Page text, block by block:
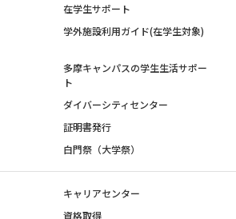
在学生サポート
学外施設利用ガイド(在学生対象)
多摩キャンパスの学生生活サポー
ト
ダイバーシティセンター
証明書発行
白門祭（大学祭）
キャリアセンター
資格取得